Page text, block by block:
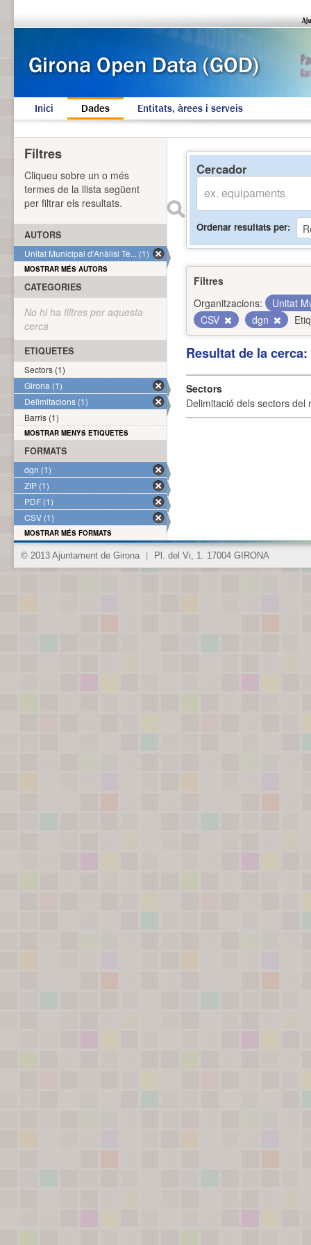
Inici Dades Entitats, àrees i serveis
Cercador
Ordenar resultats per
Filtres
Organitzacions:
Unitat
CSV
dgn
Resultat de la
Sectors
Delimitació dels sectors del
Filtres
Cliqueu sobre un o més
termes de la llista següent
per filtrar els resultats.
AUTORS
Unitat Municipal d'Anàlisi Te... (1)
MOSTRAR MÉS AUTORS
CATEGORIES
No hi ha filtres per aquesta
cerca
ETIQUETES
Sectors (1)
Girona (1)
Delimitacions (1)
Barris (1)
MOSTRAR MENYS ETIQUETES
FORMATS
dgn (1)
ZIP (1)
PDF (1)
CSV (1)
MOSTRAR MÉS FORMATS
© 2013 Ajuntament de Girona Pl. del Vi, 1. 17004 GIRONA